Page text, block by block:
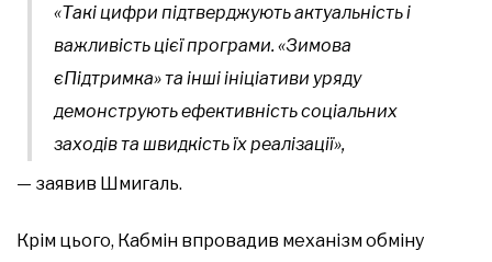
«Такі цифри підтверджують актуальність і
важливість цієї програми. «Зимова
єПідтримка» та інші ініціативи уряду
демонструють ефективність соціальних
заходів та швидкість їх реалізації»,
— заявив Шмигаль.
Крім цього, Кабмін впровадив механізм обміну